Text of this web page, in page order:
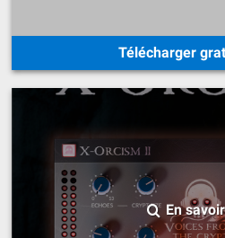
Télécharger
En